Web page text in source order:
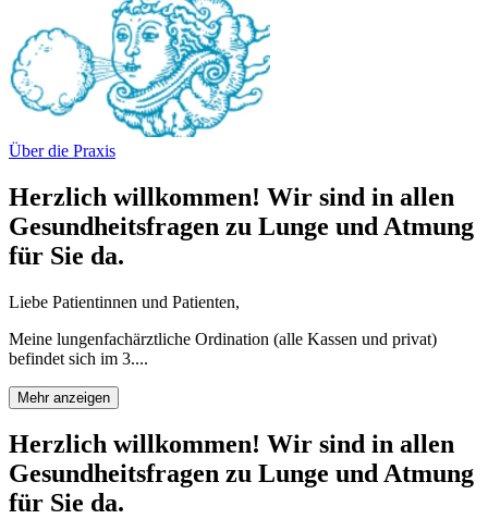
Über die Praxis
Herzlich willkommen! Wir sind in allen
Gesundheitsfragen zu Lunge und Atmung
für Sie da.
Liebe Patientinnen und Patienten,
Meine lungenfachärztliche Ordination (alle Kassen und privat)
befindet sich im 3....
Mehr anzeigen
Herzlich willkommen! Wir sind in allen
Gesundheitsfragen zu Lunge und Atmung
für Sie da.